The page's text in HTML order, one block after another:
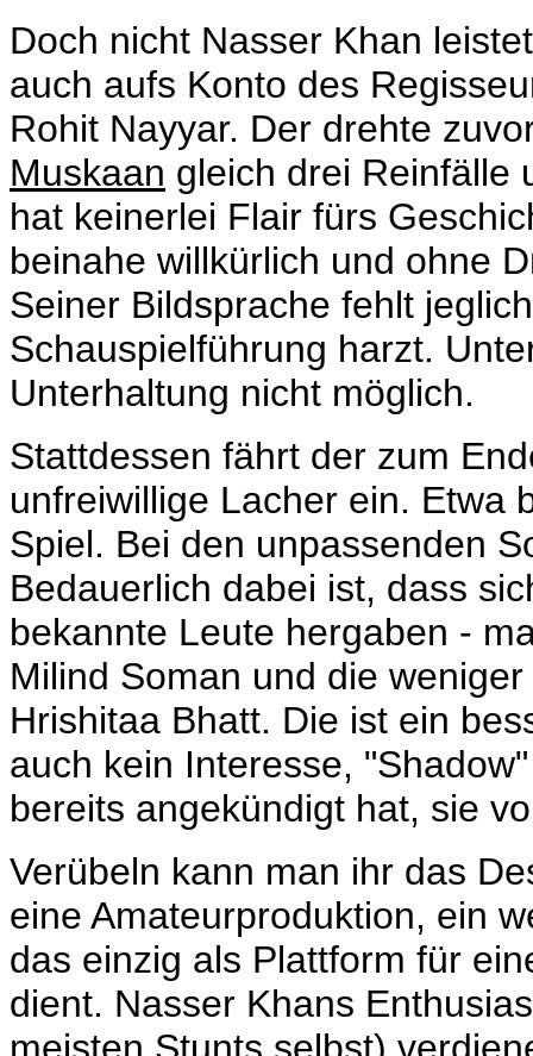
Doch nicht Nasser Khan
auch aufs Konto des
Rohit Nayyar. Der drehte
Muskaan gleich drei Reinfälle
hat keinerlei Flair fürs
beinahe willkürlich und ohne
Seiner Bildsprache fehlt
Schauspielführung harzt.
Unterhaltung nicht möglich.
Stattdessen fährt der zum
unfreiwillige Lacher ein. Etwa
Spiel. Bei den unpassenden
Bedauerlich dabei ist, dass
bekannte Leute hergaben -
Milind Soman und die
Hrishitaa Bhatt. Die ist ein
auch kein Interesse,
bereits angekündigt hat, sie
Verübeln kann man ihr das
eine Amateurproduktion, ein
das einzig als Plattform für
dient. Nasser Khans